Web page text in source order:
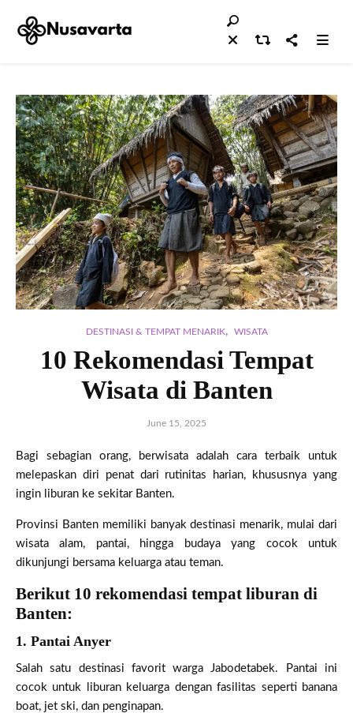
DESTINASI & TEMPAT MENARIK, WISATA
10 Rekomendasi Tempat
Wisata di Banten
June 15, 2025
Bagi sebagian orang, berwisata adalah cara terbaik untuk
melepaskan diri penat dari rutinitas harian, khususnya yang
ingin liburan ke sekitar Banten.
Provinsi Banten memiliki banyak destinasi menarik, mulai dari
wisata alam, pantai, hingga budaya yang cocok untuk
dikunjungi bersama keluarga atau teman.
Berikut 10 rekomendasi tempat liburan di
Banten:
1. Pantai Anyer
Salah satu destinasi favorit warga Jabodetabek. Pantai ini
cocok untuk liburan keluarga dengan fasilitas seperti banana
boat, jet ski, dan penginapan.